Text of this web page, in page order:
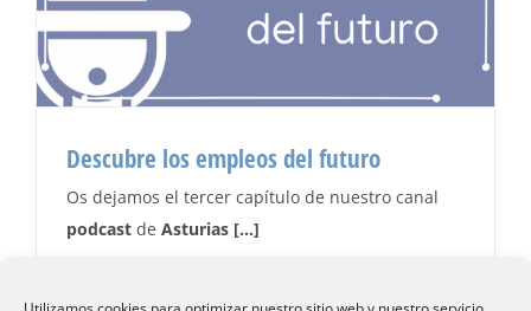
Descubre los empleos del futuro
Os dejamos el tercer capítulo de nuestro canal
podcast de Asturias […]